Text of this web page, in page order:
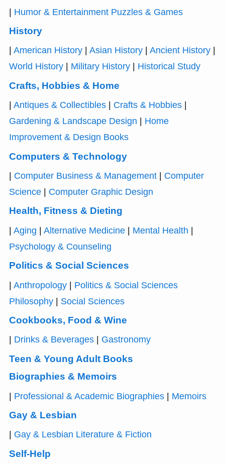
| Humor & Entertainment Puzzles & Games
History
American History| Asian History| Ancient History|
World History| Military History| Historical Study
Crafts, Hobbies & Home
Antiques & Collectibles| Crafts & Hobbies|
Gardening & Landscape Design
Home
Improvement & Design Books
Computers & Technology
| Computer Business & Management| Computer
Science| Computer Graphic Design
Health, Fitness & Dieting
| Aging | Alternative Medicine| Mental Health |
Psychology & Counseling
Politics & Social Sciences
| Anthropology| Politics & Social Sciences
Philosophy| Social Sciences
Cookbooks, Food & Wine
Drinks & Beverages| Gastronomy
Teen & Young Adult Books
Biographies & Memoirs
| Professional & Academic Biographies| Memoirs
Gay & Lesbian
Gay & Lesbian Literature & Fiction
Self-Help